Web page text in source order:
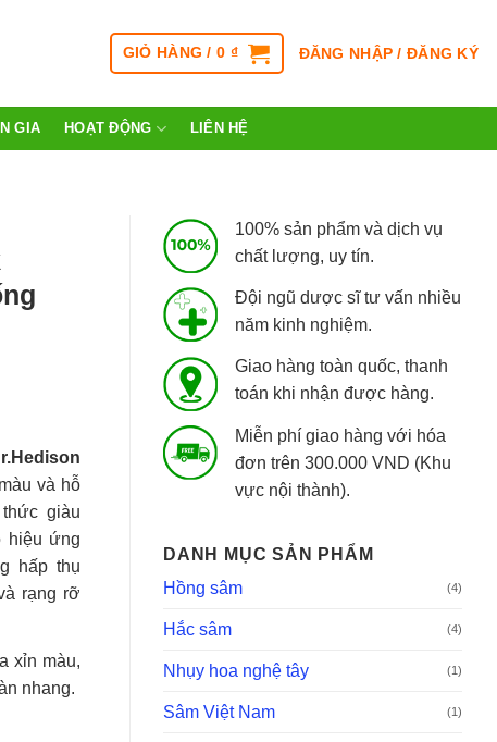
GIỎ HÀNG /0 ₫ ĐĂNG NHẬP / ĐĂNG KÝ
GIA HOẠT ĐỘNG LIÊN HỆ
100% sản phẩm và dịch vụ
chất lượng, uy tín.
Đội ngũ dược sĩ tư vấn nhiều
năm kinh nghiệm.
Giao hàng toàn quốc, thanh
toán khi nhận được hàng.
Miễn phí giao hàng với hóa
đơn trên 300.000 VND (Khu
vực nội thành).
DANH MỤC SẢN PHẨM
Hồng sâm
(4)
Hắc sâm (4)
Nhụy hoa nghệ tây (1)
Sâm Việt Nam (1)
và hỗ
giàu
hiệu ứng
hấp thụ
rạng rỡ
xỉn màu,
nhang.